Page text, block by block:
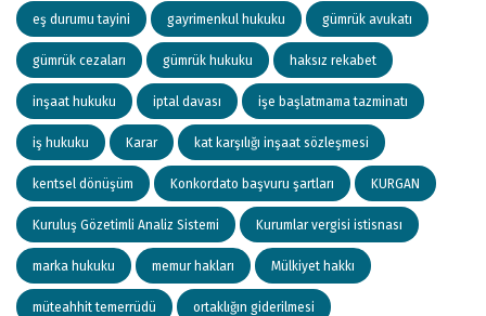
eş durumu tayini gayrimenkul hukuku gümrük avukatı
gümrük cezaları gümrük hukuku haksız rekabet
inşaat hukuku iptal davası işe başlatmama tazminatı
iş hukuku Karar kat karşılığı inşaat sözleşmesi
kentsel dönüşüm Konkordato başvuru şartları KURGAN
Kuruluş Gözetimli Analiz Sistemi Kurumlar vergisi istisnası
marka hukuku memur hakları Mülkiyet hakkı
müteahhit temerrüdü ortaklığın giderilmesi